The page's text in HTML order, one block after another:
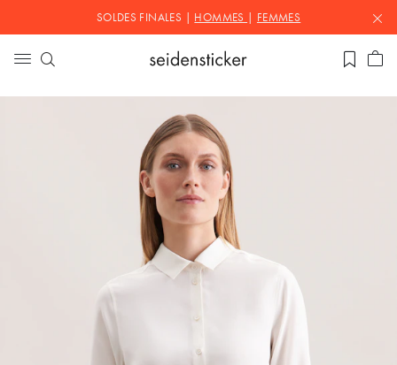
SOLDES FINALES | HOMMES FEMMES